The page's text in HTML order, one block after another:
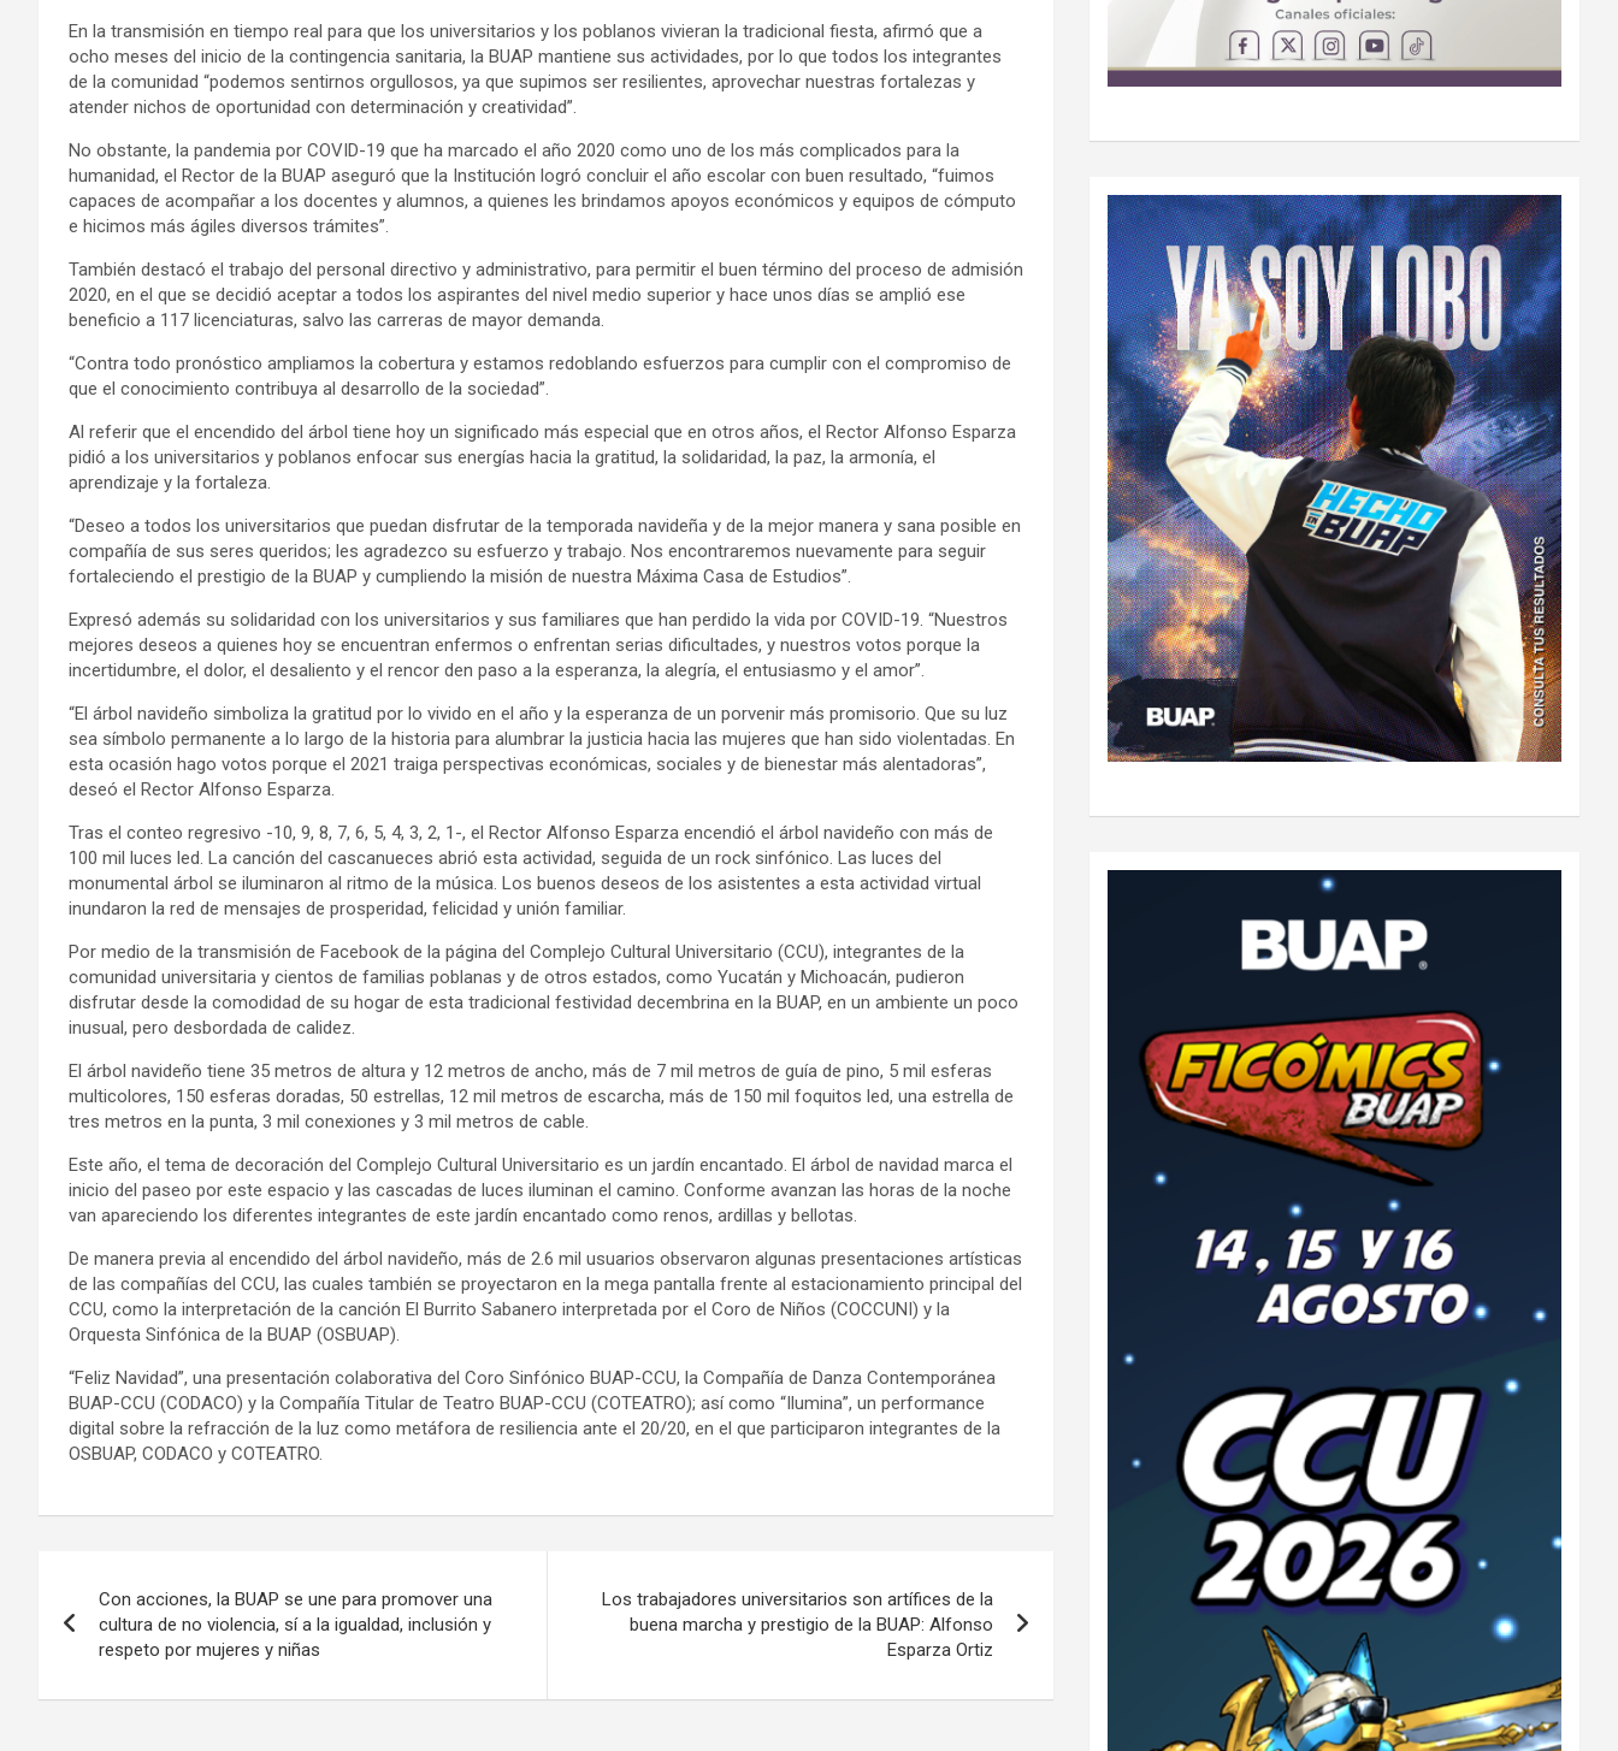
En la transmisión en tiempo real para que los universitarios y los poblanos vivieran la tradicional fiesta, afirmó que a
ocho meses del inicio de la contingencia sanitaria, la BUAP mantiene sus actividades, por lo que todos los integrantes
de la comunidad “podemos sentirnos orgullosos, ya que supimos ser resilientes, aprovechar nuestras fortalezas y
atender nichos de oportunidad con determinación y creatividad”.
No obstante, la pandemia por COVID-19 que ha marcado el año 2020 como uno de los más complicados para la
humanidad, el Rector de la BUAP aseguró que la Institución logró concluir el año escolar con buen resultado, “fuimos
capaces de acompañar a los docentes y alumnos, a quienes les brindamos apoyos económicos y equipos de cómputo
e hicimos más ágiles diversos trámites”.
También destacó el trabajo del personal directivo y administrativo, para permitir el buen término del proceso de admisión
2020, en el que se decidió aceptar a todos los aspirantes del nivel medio superior y hace unos días se amplió ese
beneficio a 117 licenciaturas, salvo las carreras de mayor demanda.
“Contra todo pronóstico ampliamos la cobertura y estamos redoblando esfuerzos para cumplir con el compromiso de
que el conocimiento contribuya al desarrollo de la sociedad”.
Al referir que el encendido del árbol tiene hoy un significado más especial que en otros años, el Rector Alfonso Esparza
pidió a los universitarios y poblanos enfocar sus energías hacia la gratitud, la solidaridad, la paz, la armonía, el
aprendizaje y la fortaleza.
“Deseo a todos los universitarios que puedan disfrutar de la temporada navideña y de la mejor manera y sana posible en
compañía de sus seres queridos; les agradezco su esfuerzo y trabajo. Nos encontraremos nuevamente para seguir
fortaleciendo el prestigio de la BUAP y cumpliendo la misión de nuestra Máxima Casa de Estudios”.
Expresó además su solidaridad con los universitarios y sus familiares que han perdido la vida por COVID-19. “Nuestros
mejores deseos a quienes hoy se encuentran enfermos o enfrentan serias dificultades, y nuestros votos porque la
incertidumbre, el dolor, el desaliento y el rencor den paso a la esperanza, la alegría, el entusiasmo y el amor”.
“El árbol navideño simboliza la gratitud por lo vivido en el año y la esperanza de un porvenir más promisorio. Que su luz
sea símbolo permanente a lo largo de la historia para alumbrar la justicia hacia las mujeres que han sido violentadas. En
esta ocasión hago votos porque el 2021 traiga perspectivas económicas, sociales y de bienestar más alentadoras”,
deseó el Rector Alfonso Esparza.
Tras el conteo regresivo -10, 9, 8, 7, 6, 5, 4, 3, 2, 1-, el Rector Alfonso Esparza encendió el árbol navideño con más de
100 mil luces led. La canción del cascanueces abrió esta actividad, seguida de un rock sinfónico. Las luces del
monumental árbol se iluminaron al ritmo de la música. Los buenos deseos de los asistentes a esta actividad virtual
inundaron la red de mensajes de prosperidad, felicidad y unión familiar.
Por medio de la transmisión de Facebook de la página del Complejo Cultural Universitario (CCU), integrantes de la
comunidad universitaria y cientos de familias poblanas y de otros estados, como Yucatán y Michoacán, pudieron
disfrutar desde la comodidad de su hogar de esta tradicional festividad decembrina en la BUAP, en un ambiente un poco
inusual, pero desbordada de calidez.
El árbol navideño tiene 35 metros de altura y 12 metros de ancho, más de 7 mil metros de guía de pino, 5 mil esferas
multicolores, 150 esferas doradas, 50 estrellas, 12 mil metros de escarcha, más de 150 mil foquitos led, una estrella de
tres metros en la punta, 3 mil conexiones y 3 mil metros de cable.
Este año, el tema de decoración del Complejo Cultural Universitario es un jardín encantado. El árbol de navidad marca el
inicio del paseo por este espacio y las cascadas de luces iluminan el camino. Conforme avanzan las horas de la noche
van apareciendo los diferentes integrantes de este jardín encantado como renos, ardillas y bellotas.
De manera previa al encendido del árbol navideño, más de 2.6 mil usuarios observaron algunas presentaciones artísticas
de las compañías del CCU, las cuales también se proyectaron en la mega pantalla frente al estacionamiento principal del
CCU, como la interpretación de la canción El Burrito Sabanero interpretada por el Coro de Niños (COCCUNI) y la
Orquesta Sinfónica de la BUAP (OSBUAP).
“Feliz Navidad”, una presentación colaborativa del Coro Sinfónico BUAP-CCU, la Compañía de Danza Contemporánea
BUAP-CCU (CODACO) y la Compañía Titular de Teatro BUAP-CCU (COTEATRO); así como “Ilumina”, un performance
digital sobre la refracción de la luz como metáfora de resiliencia ante el 20/20, en el que participaron integrantes de la
OSBUAP, CODACO y COTEATRO.
de
entradas
Con acciones, la BUAP se une para promover una
cultura de no violencia, sí a la igualdad, inclusión y
respeto por mujeres y niñas
Los trabajadores universitarios son artífices de la
buena marcha y prestigio de la BUAP: Alfonso
Esparza Ortiz